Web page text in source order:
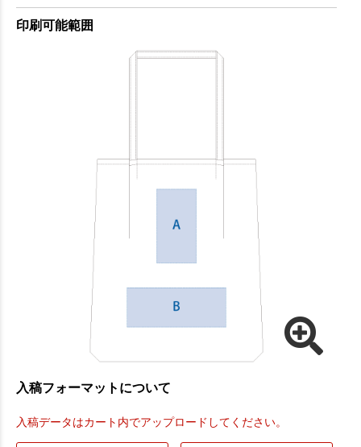
印刷可能範囲
入稿フォーマットについて
入稿データはカート内でアップロードしてください。